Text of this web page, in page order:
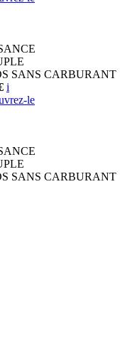
SANS CARBURANT
i
le
SANS CARBURANT